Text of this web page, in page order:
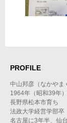
PROFILE
中山邦彦（なかやま
1964年（昭和39年
長野県松本市育ち
法政大学経営学部卒
名古屋に3年半、仙